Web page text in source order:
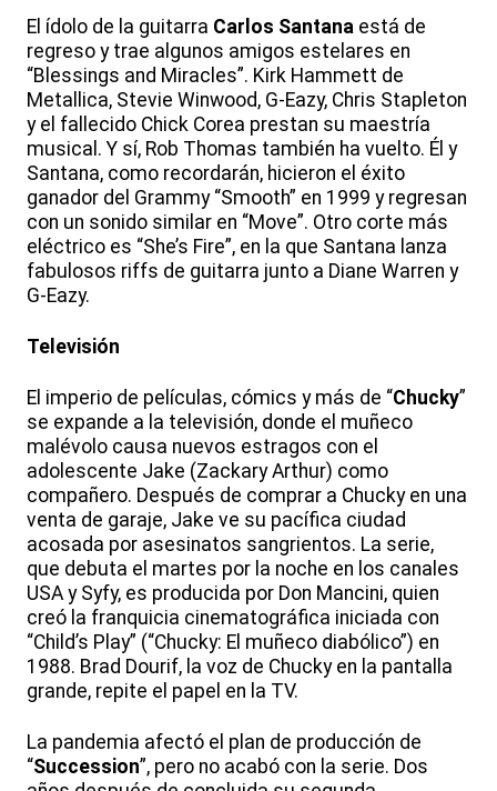
El ídolo de la guitarra Carlos Santana está de
regreso y trae algunos amigos estelares en
“Blessings and Miracles”. Kirk Hammett de
Metallica, Stevie Winwood, G-Eazy, Chris Stapleton
y el fallecido Chick Corea prestan su maestría
musical. Y sí, Rob Thomas también ha vuelto. Él y
Santana, como recordarán, hicieron el éxito
ganador del Grammy “Smooth” en 1999 y regresan
con un sonido similar en “Move”. Otro corte más
eléctrico es “She’s Fire”, en la que Santana lanza
fabulosos riffs de guitarra junto a Diane Warren y
G-Eazy.
Televisión
El imperio de películas, cómics y más de “Chucky”
se expande a la televisión, donde el muñeco
malévolo causa nuevos estragos con el
adolescente Jake (Zackary Arthur) como
compañero. Después de comprar a Chucky en una
venta de garaje, Jake ve su pacífica ciudad
acosada por asesinatos sangrientos. La serie,
que debuta el martes por la noche en los canales
USA y Syfy, es producida por Don Mancini, quien
creó la franquicia cinematográfica iniciada con
“Child’s Play” (“Chucky: El muñeco diabólico”) en
1988. Brad Dourif, la voz de Chucky en la pantalla
grande, repite el papel en la TV.
La pandemia afectó el plan de producción de
“Succession”, pero no acabó con la serie. Dos